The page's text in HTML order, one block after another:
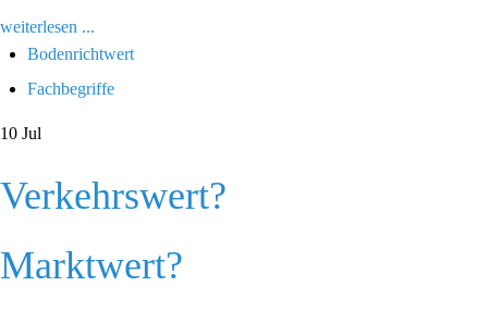
weiterlesen ...
Bodenrichtwert
Fachbegriffe
10 Jul
Verkehrswert?
Marktwert?